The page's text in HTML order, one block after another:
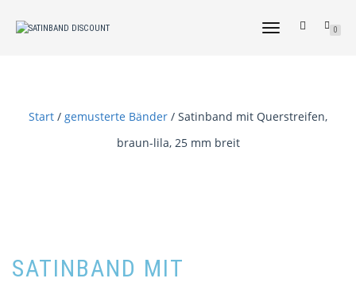
NAVIGATION
0
Start / gemusterte Bänder / Satinband mit Querstreifen,
braun-lila, 25 mm breit
SATINBAND MIT